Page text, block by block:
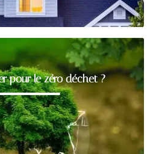
pour le zéro déchet ?